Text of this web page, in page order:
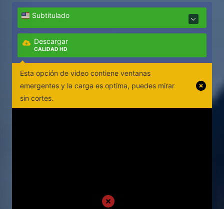
Subtitulado
Descargar
CALIDAD HD
Esta opción de video contiene ventanas
emergentes y la carga es optima, puedes mirar
sin cortes.